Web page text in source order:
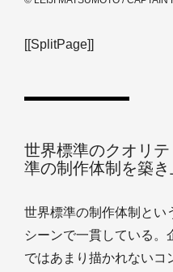
[[SplitPage]]
世界標準のクオリ
準の制作体制を築き
世界標準の制作体制とい
シーンで一貫している。
ではあまり描かれないコ